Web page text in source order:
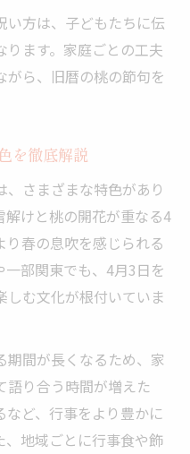
い方は、子どもたちに伝
ます。家庭ごとの工夫
がら、旧暦の桃の節句を
を徹底解説
さまざまな特色があり
解けと桃の開花が重なる4
春の息吹を感じられる
一部関東でも、4月3日を
しむ文化が根付いていま
期間が長くなるため、家
語り合う時間が増えた
など、行事をより豊かに
地域ごとに行事食や飾